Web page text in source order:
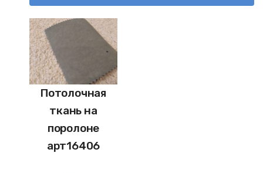
Потолочная
ткань на
поролоне
арт16406